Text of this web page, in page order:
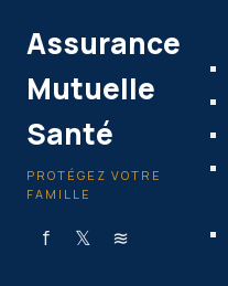
Assurance
Mutuelle
Santé
PROTÉGEZ VOTRE
FAMILLE
f 𝕏 ≋